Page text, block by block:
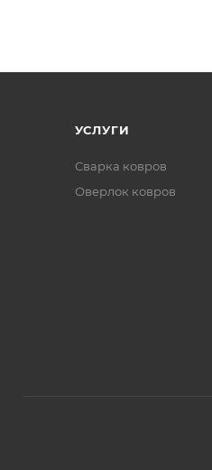
УСЛУГИ
Сварка ковров
Оверлок ковров